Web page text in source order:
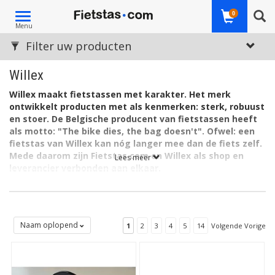
Toggle
navigation
Menu
0
Willex
Willex maakt fietstassen met karakter. Het merk
ontwikkelt producten met als kenmerken: sterk, robuust
en stoer. De Belgische producent van fietstassen heeft
als motto: "The bike dies, the bag doesn't". Ofwel: een
fietstas van Willex kan nóg langer mee dan de fiets zelf.
Mede daarom zijn Fietstas.com en Willex als shop en
ook duidelijk zichtbaar in het uiterlijk. Een fietstas van Willex is al
van een afstand te herkennen, dankzij de geheel eigen stijl, in
Lees meer
Filter uw producten
Naam oplopend 1 2 3 4 5 14 Volgende Vorige